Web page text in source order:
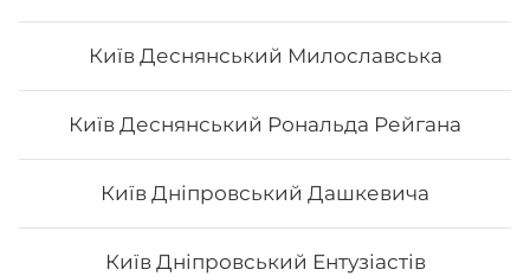
Київ Деснянський Милославська
Київ Деснянський Рональда Рейгана
Київ Дніпровський Дашкевича
Київ Дніпровський Ентузіастів
Сет "Філадельфія" (повна)
з х/к, філадельфія з тунцем, філадельфія з тигровою